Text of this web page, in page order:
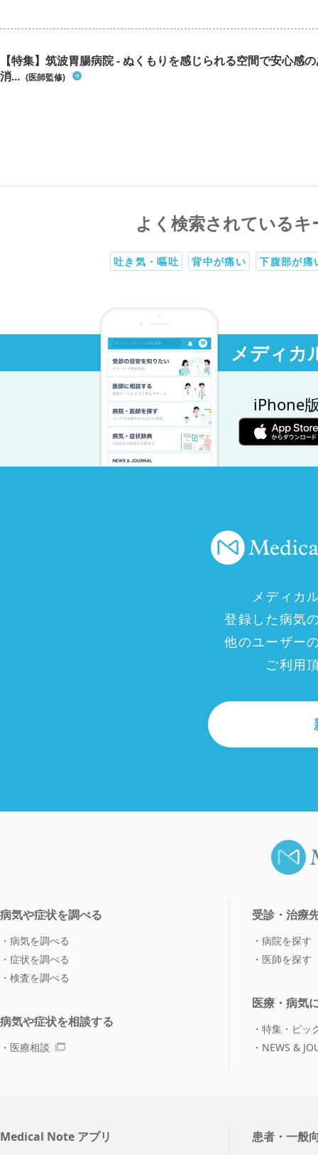
【特集】筑波胃腸病院 - ぬくもりを感じられる空間で安心感
消... (医師監修)
よく検索されているキ
吐き気・嘔吐 背中が痛い 下腹部が痛
メディカ
iPhone
メディカ
登録した病気
他のユーザー
ご利用
病気や症状を調べる
病気を調べる
症状を調べる
検査を調べる
病気や症状を相談する
医療相談
受診・治療
病院を探す
医師を探す
医療・病気
特集・ピッ
NEWS &
Medical Note アプリ 患者・一般